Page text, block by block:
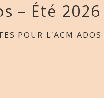
– Été 2026
POUR L’ACM ADOS